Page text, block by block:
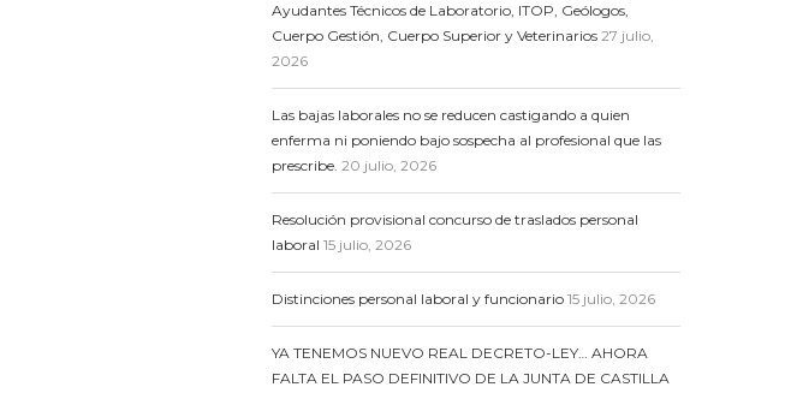
Ayudantes Técnicos de Laboratorio, ITOP, Geólogos,
Cuerpo Gestión, Cuerpo Superior y Veterinarios 27 julio,
2026
Las bajas laborales no se reducen castigando a quien
enferma ni poniendo bajo sospecha al profesional que las
prescribe. 20 julio, 2026
Resolución provisional concurso de traslados personal
laboral 15 julio, 2026
Distinciones personal laboral y funcionario 15 julio, 2026
YA TENEMOS NUEVO REAL DECRETO-LEY… AHORA
FALTA EL PASO DEFINITIVO DE LA JUNTA DE CASTILLA